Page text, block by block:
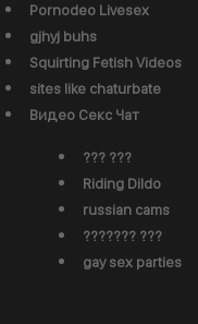
Pornodeo Livesex
gjhyj buhs
Squirting Fetish Videos
sites like chaturbate
Видео Секс Чат
??? ???
Riding Dildo
russian cams
??????? ???
gay sex parties